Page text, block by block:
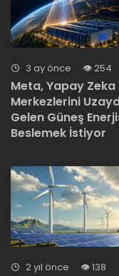
3 ay önce 254
Meta, Yapay Zeka
Merkezlerini
Gelen Güneş
Beslemek İstiyor
2 yıl önce 138